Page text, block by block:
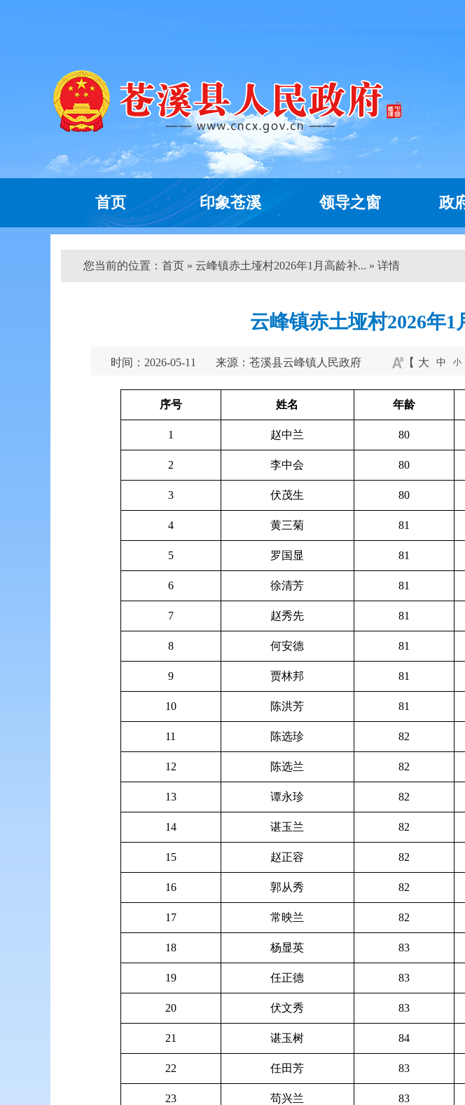
首页 印象苍溪 领导之窗 政
您当前的位置： 首页 » 云峰镇赤土垭村2026年1月高龄补... » 详情
云峰镇赤土垭村2026年
时间：2026-05-11 来源：苍溪县云峰镇人民政府 【 大 中 小
序号 姓名 年龄
1 赵中兰 80
2 李中会 80
3 伏茂生 80
4 黄三菊 81
5 罗国显 81
6 徐清芳 81
7 赵秀先 81
8 何安德 81
9 贾林邦 81
10 陈洪芳 81
11 陈选珍 82
12 陈选兰 82
13 谭永珍 82
14 谌玉兰 82
15 赵正容 82
16 郭从秀 82
17 常映兰 82
18 杨显英 83
19 任正德 83
20 伏文秀 83
21 谌玉树 84
22 任田芳 83
23 苟兴兰 83